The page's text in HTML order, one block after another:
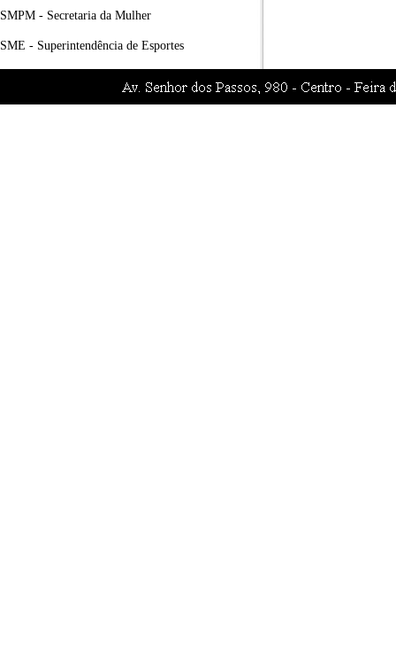
SMPM - Secretaria da Mulher
SME - Superintendência de Esportes